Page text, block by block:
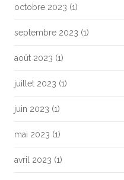
octobre 2023 (1)
septembre 2023 (1)
août 2023 (1)
juillet 2023 (1)
juin 2023 (1)
mai 2023 (1)
avril 2023 (1)